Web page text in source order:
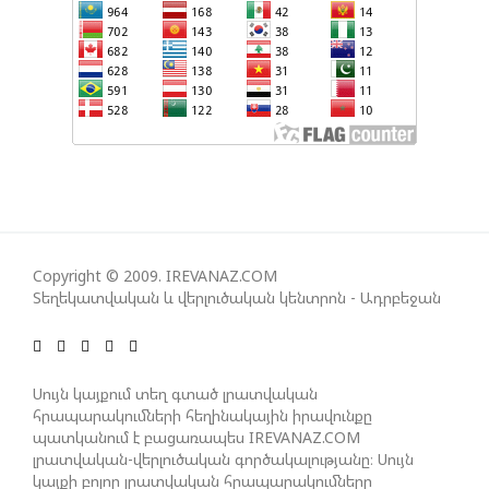
ՀԱՅԱՑՔ ՀԱՅԱՍՏԱՆԻՑ. ՈՐՔԱ՞Ն ԲԱՐՁՐ ԵՆ TRIPP-Ի
ԿՅԱՆՔԻ ԿՈՉՄԱՆ ՇԱՆՍԵՐՆ ԱՅՍ ՊԱՀԻՆ
ՀԱՊԿ-Ի ՄԱՍՆԱԿՑՈՒԹՅՈՒՆԸ ՂԱՐԱԲԱՂՅԱՆ
ԳՈՐԾՈՒՆԵՈՒԹՅՈՒՆ ԱԴՐԲԵՋԱՆՈՒՄ ԱՆՕՐԻՆԱԿԱՆ
Է ՃԱՆԱՉՎԵԼ
ՄԱԼԴԻՎՑԻ ԳՈՐԾԸՆԿԵՐ ՄՈՀԱՄՄԵԴ ՄՈՒԻԶԱՅԻՆ.
«ՄԵՆՔ ԳՈՀ ԵՆՔ ԱԴՐԲԵՋԱՆԻ ԵՎ ՄԱԼԴԻՎՆԵՐԻ
ՄԻՋԵՎ ՀԱՐԱԲԵՐՈՒԹՅՈՒՆՆԵՐԻ ԴԻՆԱՄԻԿ
ԶԱՐԳԱՑՈՒՄԻՑ»
Copyright © 2009. IREVANAZ.COM
Տեղեկատվական և վերլուծական կենտրոն - Ադրբեջան
Սույն կայքում տեղ գտած լրատվական
հրապարակումների հեղինակային իրավունքը
պատկանում է բացառապես IREVANAZ.COM
լրատվական-վերլուծական գործակալությանը։ Սույն
կայքի բոլոր լրատվական հրապարակումները